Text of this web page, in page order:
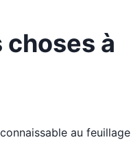
à
au feuillage